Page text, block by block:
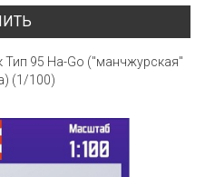
Тип 95 Ha-Go ("манчжурская"
(1/100)